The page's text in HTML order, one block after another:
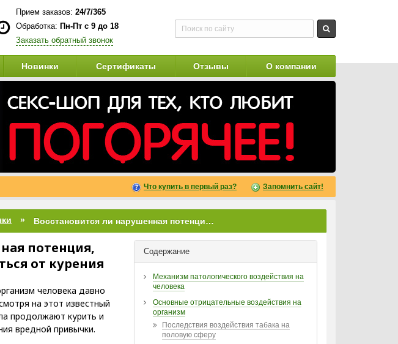
Прием заказов: 24/7/365
Обработка: Пн-Пт с 9 до 18
Заказать обратный звонок
Новинки Сертификаты Отзывы О компании
Что купить в первый раз? Запомнить сайт!
Восстановится ли нарушенная потенция, если своевременно отказаться от курения
Содержание
Механизм патологического воздействия на
человека
Основные отрицательные воздействия на
организм
Последствия воздействия табака на
половую сферу
потенция,
от курения
человека давно
на этот известный
продолжают курить и
вредной привычки.